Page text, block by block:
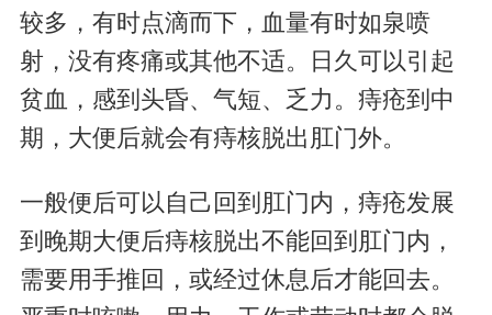
较多，有时点滴而下，血量有时如泉喷
射，没有疼痛或其他不适。日久可以引起
贫血，感到头昏、气短、乏力。痔疮到中
期，大便后就会有痔核脱出肛门外。
一般便后可以自己回到肛门内，痔疮发展
到晚期大便后痔核脱出不能回到肛门内，
需要用手推回，或经过休息后才能回去。